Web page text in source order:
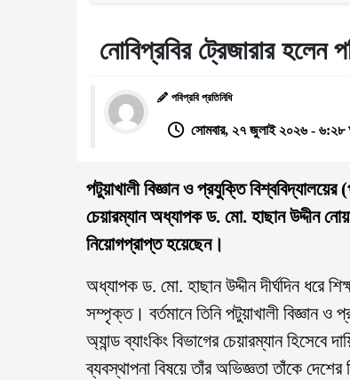
নোবিপ্রবির ট্রেজারার হলেন
পবিপ্রবি প্রতিনিধি
সোমবার, ২৭ জুলাই ২০২৬ - ৬:২৮
পটুয়াখালী বিজ্ঞান ও প্রযুক্তি
চেয়ারম্যান অধ্যাপক ড. মো. হাছান উদ্দীন
নিয়োগপ্রাপ্ত হয়েছেন।
অধ্যাপক ড. মো. হাছান উদ্দীন দীর্ঘদিন ধরে
সম্পৃক্ত। বর্তমানে তিনি পটুয়াখালী বিজ্ঞান ও
অ্যান্ড ব্যাংকিং বিভাগের চেয়ারম্যান
ব্যবস্থাপনা বিষয়ে তাঁর অভিজ্ঞতা তাঁকে